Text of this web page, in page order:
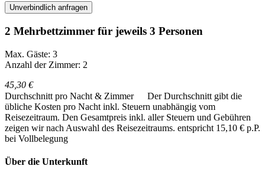
Unverbindlich anfragen
2 Mehrbettzimmer für jeweils 3 Personen
Max. Gäste: 3
Anzahl der Zimmer: 2
45,30 €
Durchschnitt pro Nacht & Zimmer
Der Durchschnitt gibt die
übliche Kosten pro Nacht inkl. Steuern unabhängig vom
Reisezeitraum. Den Gesamtpreis inkl. aller Steuern und Gebühren
zeigen wir nach Auswahl des Reisezeitraums. entspricht 15,10 € p.P.
bei Vollbelegung
Über die Unterkunft